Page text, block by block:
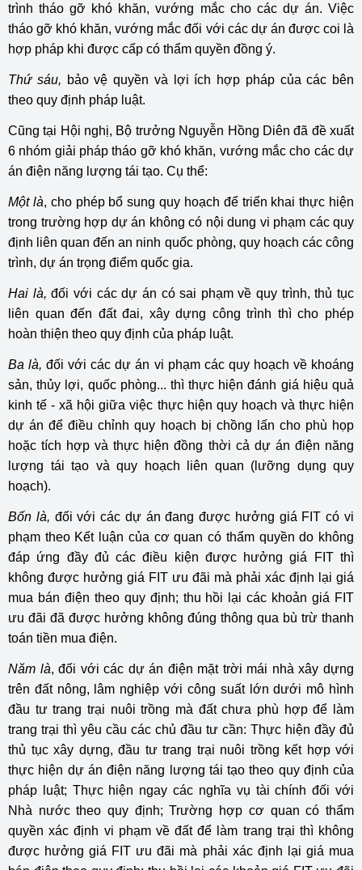
trình tháo gỡ khó khăn, vướng mắc cho các dự án. Việc
tháo gỡ khó khăn, vướng mắc đối với các dự án được coi là
hợp pháp khi được cấp có thẩm quyền đồng ý.
Thứ sáu, bảo vệ quyền và lợi ích hợp pháp của các bên
theo quy định pháp luật.
Cũng tại Hội nghị, Bộ trưởng Nguyễn Hồng Diên đã đề xuất
6 nhóm giải pháp tháo gỡ khó khăn, vướng mắc cho các dự
án điện năng lượng tái tạo. Cụ thể:
Một là, cho phép bổ sung quy hoạch để triển khai thực hiện
trong trường hợp dự án không có nội dung vi phạm các quy
định liên quan đến an ninh quốc phòng, quy hoạch các công
trình, dự án trọng điểm quốc gia.
Hai là, đối với các dự án có sai phạm về quy trình, thủ tục
liên quan đến đất đai, xây dựng công trình thì cho phép
hoàn thiện theo quy định của pháp luật.
Ba là, đối với các dự án vi phạm các quy hoạch về khoáng
sản, thủy lợi, quốc phòng... thì thực hiện đánh giá hiệu quả
kinh tế - xã hội giữa việc thực hiện quy hoạch và thực hiện
dự án để điều chỉnh quy hoạch bị chồng lấn cho phù họp
hoặc tích hợp và thực hiện đồng thời cả dự án điện năng
lượng tái tạo và quy hoạch liên quan (lưỡng dụng quy
hoạch).
Bốn là, đối với các dự án đang được hưởng giá FIT có vi
phạm theo Kết luận của cơ quan có thẩm quyền do không
đáp ứng đầy đủ các điều kiện được hưởng giá FIT thì
không được hưởng giá FIT ưu đãi mà phải xác định lại giá
mua bán điện theo quy định; thu hồi lại các khoản giá FIT
ưu đãi đã được hưởng không đúng thông qua bù trừ thanh
toán tiền mua điện.
Năm là, đối với các dự án điện mặt trời mái nhà xây dựng
trên đất nông, lâm nghiệp với công suất lớn dưới mô hình
đầu tư trang trại nuôi trồng mà đất chưa phù hợp để làm
trang trại thì yêu cầu các chủ đầu tư cần: Thực hiện đầy đủ
thủ tục xây dựng, đầu tư trang trại nuôi trồng kết hợp với
thực hiện dự án điện năng lượng tái tạo theo quy định của
pháp luật; Thực hiện ngay các nghĩa vụ tài chính đối với
Nhà nước theo quy định; Trường hợp cơ quan có thẩm
quyền xác định vi phạm về đất để làm trang trại thì không
được hưởng giá FIT ưu đãi mà phải xác định lại giá mua